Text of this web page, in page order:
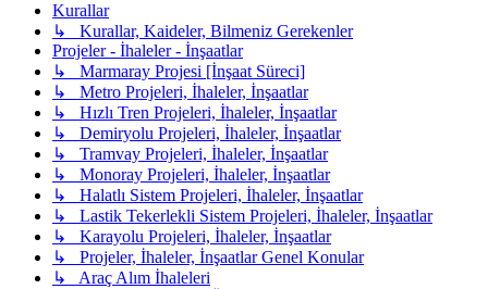
Kurallar
↳ Kurallar, Kaideler, Bilmeniz Gerekenler
Projeler - İhaleler - İnşaatlar
↳ Marmaray Projesi [İnşaat Süreci]
↳ Metro Projeleri, İhaleler, İnşaatlar
↳ Hızlı Tren Projeleri, İhaleler, İnşaatlar
↳ Demiryolu Projeleri, İhaleler, İnşaatlar
↳ Tramvay Projeleri, İhaleler, İnşaatlar
↳ Monoray Projeleri, İhaleler, İnşaatlar
↳ Halatlı Sistem Projeleri, İhaleler, İnşaatlar
↳ Lastik Tekerlekli Sistem Projeleri, İhaleler, İnşaatlar
↳ Karayolu Projeleri, İhaleler, İnşaatlar
↳ Projeler, İhaleler, İnşaatlar Genel Konular
↳ Araç Alım İhaleleri